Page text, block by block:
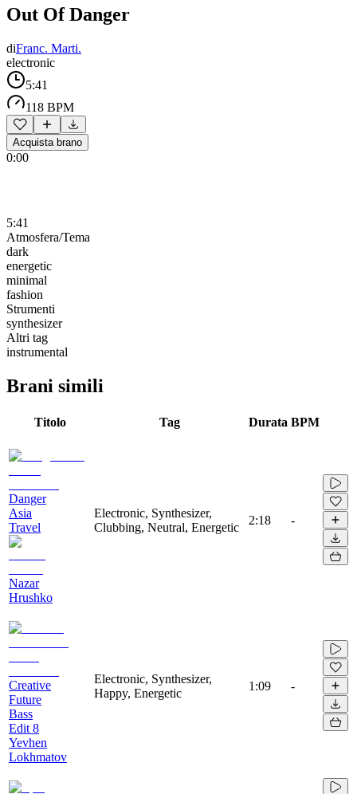
Out Of Danger
diFranc. Marti.
electronic
5:41
118 BPM
Acquista brano
0:00
5:41
Atmosfera/Tema
dark
energetic
minimal
fashion
Strumenti
synthesizer
Altri tag
instrumental
Brani simili
Titolo Tag Durata BPM
Danger
Asia
Travel
Nazar
Hrushko
Electronic, Synthesizer,
Clubbing, Neutral, Energetic
2:18 -
Creative
Future
Bass
Edit 8
Yevhen
Lokhmatov
Electronic, Synthesizer,
Happy, Energetic
1:09 -